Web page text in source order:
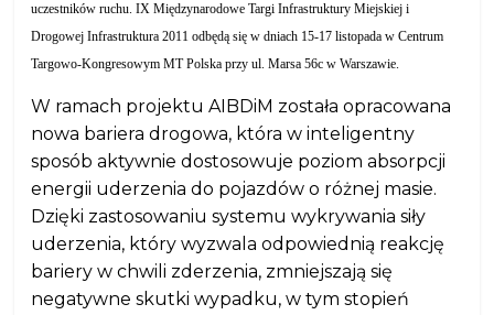
uczestników ruchu. IX Międzynarodowe Targi Infrastruktury Miejskiej i
Drogowej Infrastruktura 2011 odbędą się w dniach 15-17 listopada w Centrum
Targowo-Kongresowym MT Polska przy ul. Marsa 56c w Warszawie.
W ramach projektu AIBDiM została opracowana
nowa bariera drogowa, która w inteligentny
sposób aktywnie dostosowuje poziom absorpcji
energii uderzenia do pojazdów o różnej masie.
Dzięki zastosowaniu systemu wykrywania siły
uderzenia, który wyzwala odpowiednią reakcję
bariery w chwili zderzenia, zmniejszają się
negatywne skutki wypadku, w tym stopień